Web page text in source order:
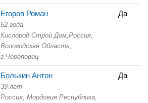
Егоров Роман
52 года
Кислород Строй Дом, Россия,
Вологодская Область,
г.Череповец
Да
Болькин Антон
39 лет
Россия, Мордовия Республика,
Да